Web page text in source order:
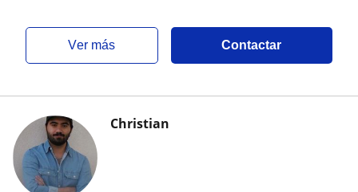
ver más Contactar
Christian